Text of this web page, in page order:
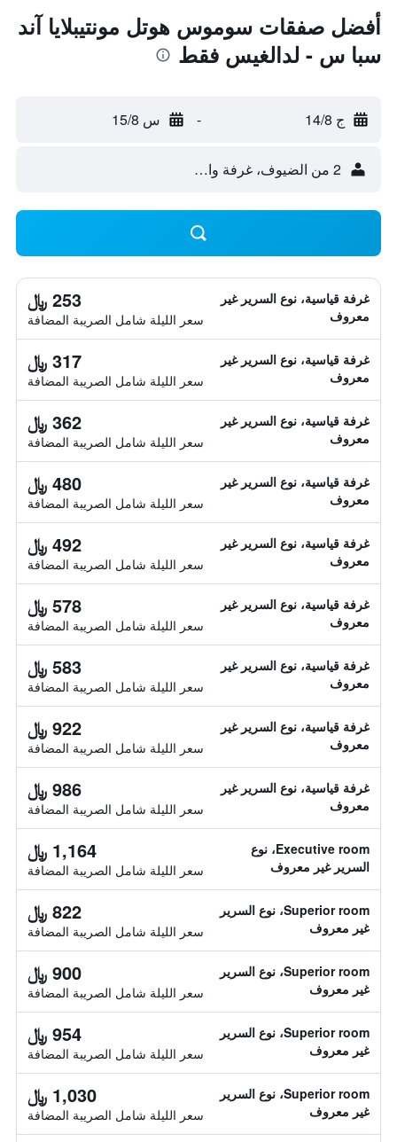
أفضل صفقات سوموس هوتل مونتيبلايا آند
سبا س - لدالغيس فقط
ج 14/8 - س 15/8
2 من الضيوف، غرفة واحدة
غرفة قياسية، نوع السرير غير
معروف
253 ﷼
سعر الليلة شامل الصريبة المضافة
غرفة قياسية، نوع السرير غير
معروف
317 ﷼
سعر الليلة شامل الصريبة المضافة
غرفة قياسية، نوع السرير غير
معروف
362 ﷼
سعر الليلة شامل الصريبة المضافة
غرفة قياسية، نوع السرير غير
معروف
480 ﷼
سعر الليلة شامل الصريبة المضافة
غرفة قياسية، نوع السرير غير
معروف
492 ﷼
سعر الليلة شامل الصريبة المضافة
غرفة قياسية، نوع السرير غير
معروف
578 ﷼
سعر الليلة شامل الصريبة المضافة
غرفة قياسية، نوع السرير غير
معروف
583 ﷼
سعر الليلة شامل الصريبة المضافة
غرفة قياسية، نوع السرير غير
معروف
922 ﷼
سعر الليلة شامل الصريبة المضافة
غرفة قياسية، نوع السرير غير
معروف
986 ﷼
سعر الليلة شامل الصريبة المضافة
Executive room، نوع
السرير غير معروف
1,164 ﷼
سعر الليلة شامل الصريبة المضافة
Superior room، نوع السرير
غير معروف
822 ﷼
سعر الليلة شامل الصريبة المضافة
Superior room، نوع السرير
غير معروف
900 ﷼
سعر الليلة شامل الصريبة المضافة
Superior room، نوع السرير
غير معروف
954 ﷼
سعر الليلة شامل الصريبة المضافة
Superior room، نوع السرير
غير معروف
1,030 ﷼
سعر الليلة شامل الصريبة المضافة